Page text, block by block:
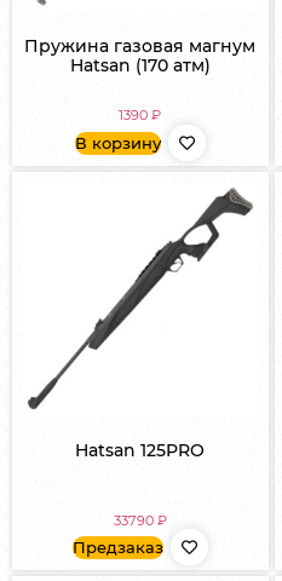
Пружина газовая магнум
Hatsan (170 атм)
1390₽
В корзину
Hatsan 125PRO
33790 ₽
Предзаказ